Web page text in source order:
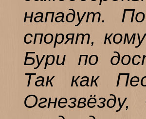
нападут.
спорят,
Бури по
Так как